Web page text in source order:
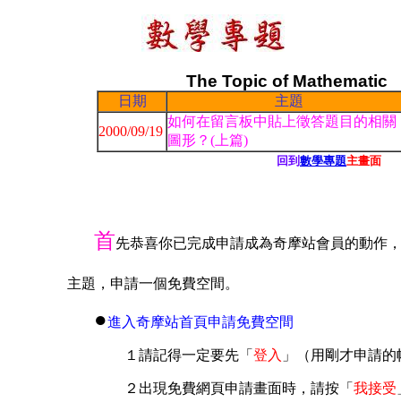
The Topic of Mathematic
日期
主題
2000/09/19
如何在留言板中貼上徵答題目的相關
圖形？(上篇)
回到 數學專題主畫面
首先恭喜你已完成申請成為奇摩站會員的動作
主題，申請一個免費空間。
●進入奇摩站首頁申請免費空間
１請記得一定要先「 登入 」（用剛才申請
２ 出現免費網頁申請畫面時，請按「 我接受